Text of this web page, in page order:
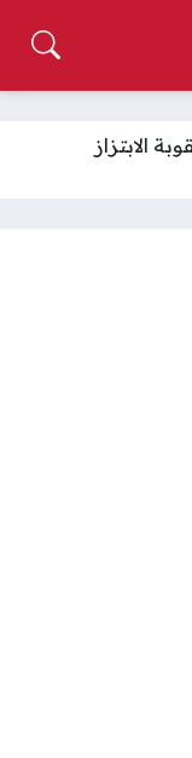
الابتزاز